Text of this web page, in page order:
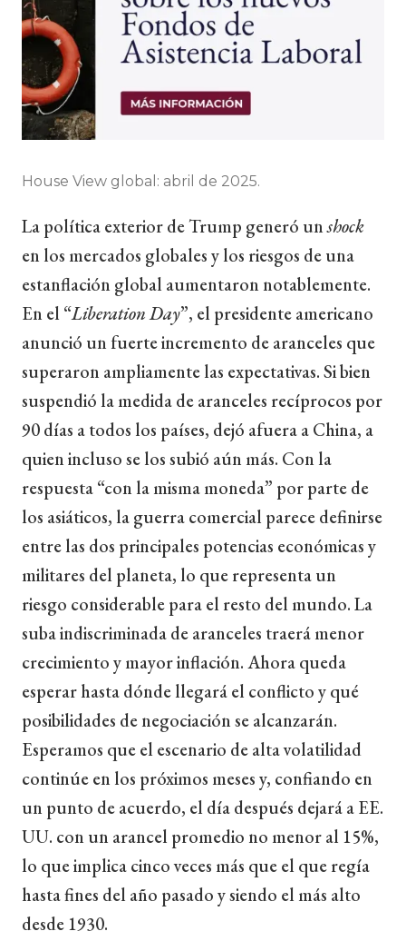
House View global: abril de 2025.
La política exterior de Trump generó unshock
en los mercados globales y los riesgos de una
estanflación global aumentaron notablemente.
En el “Liberation Day”, el presidente americano
anunció un fuerte incremento de aranceles que
superaron ampliamente las expectativas. Si bien
suspendió la medida de aranceles recíprocos por
90 días a todos los países, dejó afuera a China, a
quien incluso se los subió aún más. Con la
respuesta “con la misma moneda” por parte de
los asiáticos, la guerra comercial parece definirse
entre las dos principales potencias económicas y
militares del planeta, lo que representa un
riesgo considerable para el resto del mundo. La
suba indiscriminada de aranceles traerá menor
crecimiento y mayor inflación. Ahora queda
esperar hasta dónde llegará el conflicto y qué
posibilidades de negociación se alcanzarán.
Esperamos que el escenario de alta volatilidad
continúe en los próximos meses y, confiando en
un punto de acuerdo, el día después dejará a EE.
UU. con un arancel promedio no menor al 15%,
lo que implica cinco veces más que el que regía
hasta fines del año pasado y siendo el más alto
desde 1930.